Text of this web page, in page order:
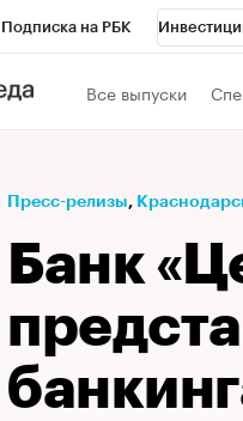
Подписка на РБК
Телеканал
Спецпроекты Проверка
Все выпуски
Пресс-релизы⁠,
Банк